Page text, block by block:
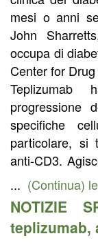
mesi o anni
John
occupa di
Center for
progressione
specifiche
particolare, si
anti-CD3.
... (Continua)
NOTIZIE
teplizumab,